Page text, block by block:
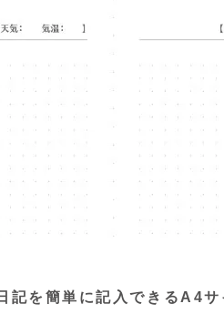
記を簡単に記入できるA4サ